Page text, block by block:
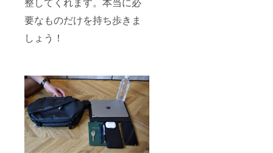
要なものだけを持ち歩きま
しょう！